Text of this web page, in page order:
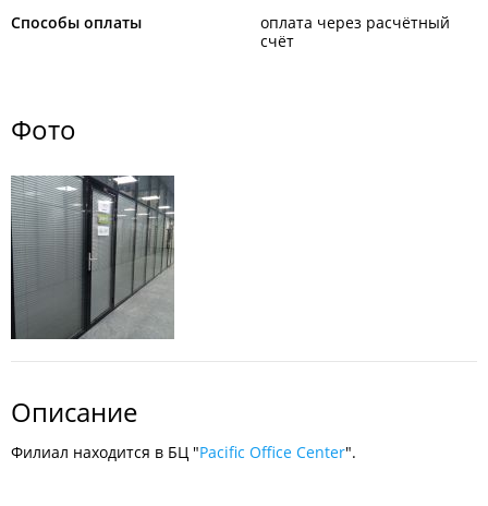
Способы оплаты
оплата через расчётный
счёт
Фото
Описание
Филиал находится в БЦ "Pacific Office Center".